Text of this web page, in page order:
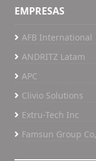
EMPRESAS
AFB International
ANDRITZ Latam
APC
Clivio Solutions
Extru-Tech Inc
Famsun Group